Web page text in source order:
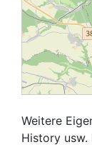
Weitere
History usw.